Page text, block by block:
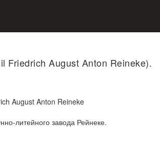
Friedrich August Anton Reineke).
August Anton Reineke
литейного завода Рейнеке.